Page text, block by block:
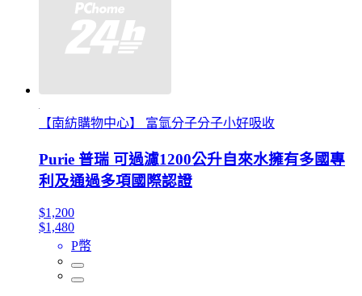
【南紡購物中心】 富氫分子分子小好吸收
Purie 普瑞 可過濾1200公升自來水擁有多國專
利及通過多項國際認證
$1,200
$1,480
P幣